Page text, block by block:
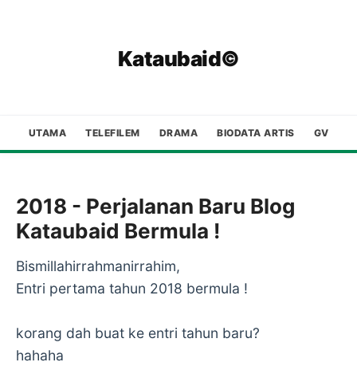
Kataubaid©
UTAMA TELEFILEM DRAMA BIODATA ARTIS GV
2018 - Perjalanan Baru Blog
Kataubaid Bermula !
Bismillahirrahmanirrahim,
Entri pertama tahun 2018 bermula !
korang dah buat ke entri tahun baru?
hahaha